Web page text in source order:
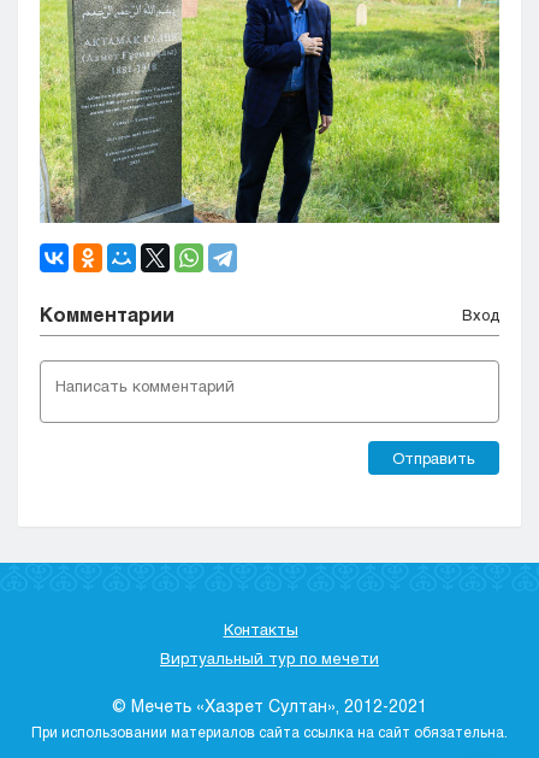
Комментарии Вход
Отправить
Контакты
Виртуальный тур по мечети
© Мечеть «Хазрет Султан», 2012-2021
При использовании материалов сайта ссылка на сайт обязательна.